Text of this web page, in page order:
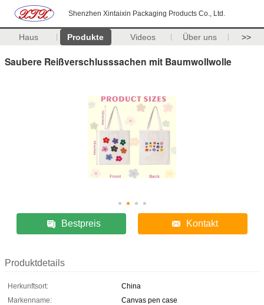
Shenzhen Xintaixin Packaging Products Co., Ltd.
Haus Produkte Videos Über uns >>
Saubere Reißverschlusssachen mit Baumwollwolle
Bestpreis Kontakt
Produktdetails
Herkunftsort:
China
Markenname:
Canvas pen case